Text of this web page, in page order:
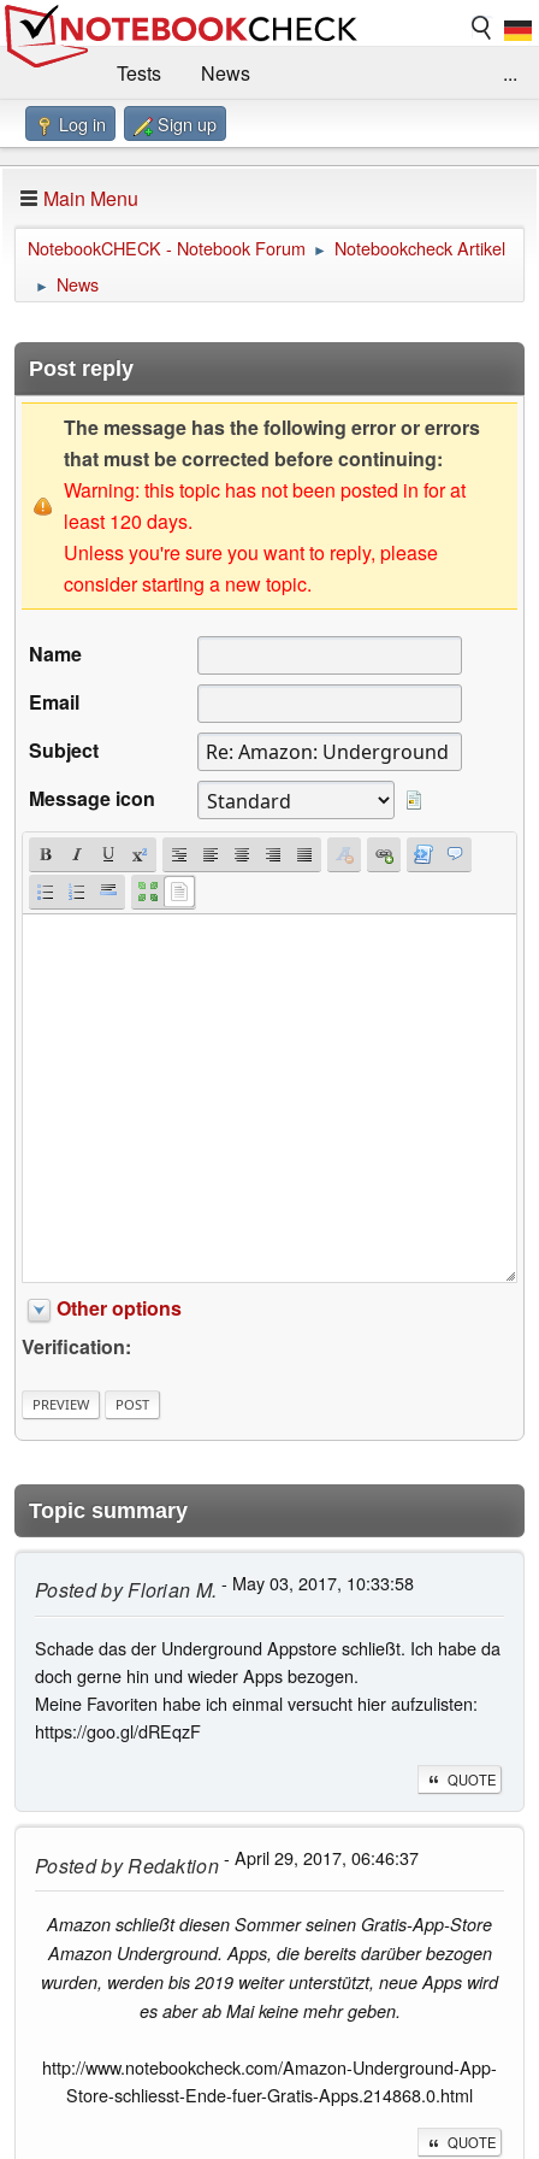
Tests
News
Benchmarks / Technik
Forum
Impressum
...
Log in Sign up
Main Menu
NotebookCHECK - Notebook Forum ► Notebookcheck Artikel
► News
Post reply
The message has the following error or errors
that must be corrected before continuing:
Warning: this topic has not been posted in for at
least 120 days.
Unless you're sure you want to reply, please
consider starting a new topic.
Name
Email
Subject
Message icon
Other options
Verification:
Topic summary
Posted byFlorian M. - May 03, 2017, 10:33:58
Schade das der Underground Appstore schließt. Ich habe da
doch gerne hin und wieder Apps bezogen.
Meine Favoriten habe ich einmal versucht hier aufzulisten:
https://goo.gl/dREqzF
QUOTE
Posted byRedaktion- April 29, 2017, 06:46:37
Amazon schließt diesen Sommer seinen Gratis-App-Store
Amazon Underground. Apps, die bereits darüber bezogen
wurden, werden bis 2019 weiter unterstützt, neue Apps wird
es aber ab Mai keine mehr geben.
http://www.notebookcheck.com/Amazon-Underground-App-
Store-schliesst-Ende-fuer-Gratis-Apps.214868.0.html
QUOTE